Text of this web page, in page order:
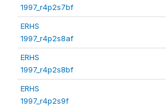
1997_r4p2s7bf
ERHS
1997_r4p2s8af
ERHS
1997_r4p2s8bf
ERHS
1997_r4p2s9f